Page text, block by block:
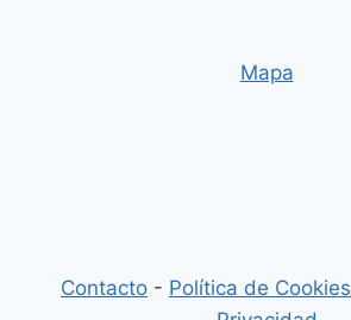
Mapa
Contacto - Política de Cookies